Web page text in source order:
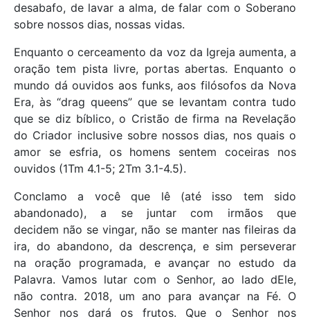
desabafo, de lavar a alma, de falar com o Soberano
sobre nossos dias, nossas vidas.
Enquanto o cerceamento da voz da Igreja aumenta, a
oração tem pista livre, portas abertas. Enquanto o
mundo dá ouvidos aos funks, aos filósofos da Nova
Era, às “drag queens” que se levantam contra tudo
que se diz bíblico, o Cristão de firma na Revelação
do Criador inclusive sobre nossos dias, nos quais o
amor se esfria, os homens sentem coceiras nos
ouvidos (1Tm 4.1-5; 2Tm 3.1-4.5).
Conclamo a você que lê (até isso tem sido
abandonado), a se juntar com irmãos que
decidem não se vingar, não se manter nas fileiras da
ira, do abandono, da descrença, e sim perseverar
na oração programada, e avançar no estudo da
Palavra. Vamos lutar com o Senhor, ao lado dEle,
não contra. 2018, um ano para avançar na Fé. O
Senhor nos dará os frutos. Que o Senhor nos